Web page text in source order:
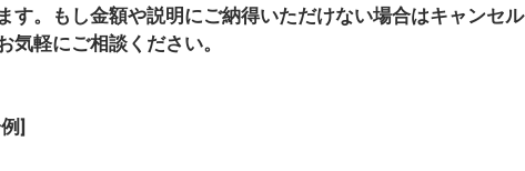
す。もし金額や説明にご納得いただけない場合はキャンセル
気軽にご相談ください。
]